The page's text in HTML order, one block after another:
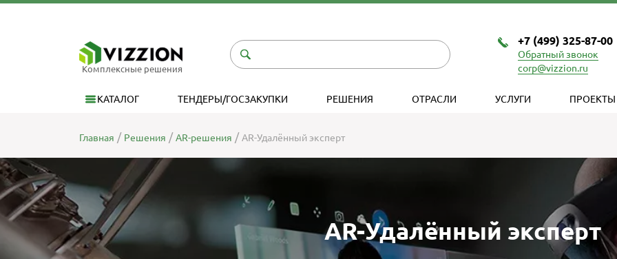
Комплексные решения
+7 (499) 325-87-00
Обратный звонок
corp@vizzion.ru
КАТАЛОГ ТЕНДЕРЫ/ГОСЗАКУПКИ РЕШЕНИЯ ОТРАСЛИ УСЛУГИ ПРОЕКТЫ
Главная Решения AR-решения AR-Удалённый эксперт
AR-Удалённый эксперт